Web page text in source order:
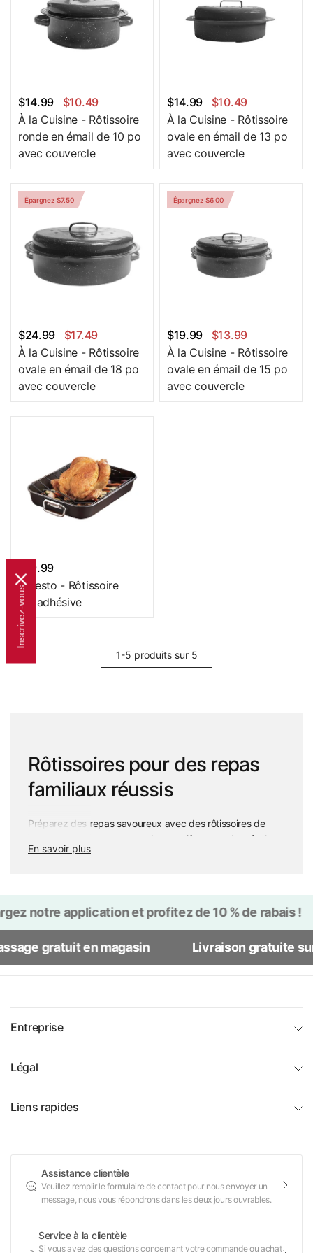
$14.99
$10.49
À la Cuisine - Rôtissoire
ronde en émail de 10 po
avec couvercle
$14.99
$10.49
À la Cuisine - Rôtissoire
ovale en émail de 13 po
avec couvercle
Épargnez $7.50
$24.99
$17.49
À la Cuisine - Rôtissoire
ovale en émail de 18 po
avec couvercle
Épargnez $6.00
$19.99
$13.99
À la Cuisine - Rôtissoire
ovale en émail de 15 po
avec couvercle
$19.99
Ernesto - Rôtissoire
antiadhésive
1-5 produits sur 5
Rôtissoires pour des repas
familiaux réussis
Préparez des repas savoureux avec des rôtissoires de
qualité conçues pour une cuisson uniforme et des résultats
fiables. Idéales pour rôtir la volaille, les viandes et les
quotidiens comme aux grandes réunions familiales, ces
rôtissoires offrent l’espace nécessaire pour des portions
généreuses. Plusieurs modèles sont dotés de poignées
En savoir plus
notre application et profitez de 10 % de rabais !
gratuit en magasin Livraison gratuite
Entreprise
Légal
Liens rapides
Assistance clientèle
Veuillez remplir le formulaire de contact pour nous envoyer un
message, nous vous répondrons dans les deux jours ouvrables.
Service à la clientèle
Si vous avez des questions concernant votre commande ou achat
Subscribe now!
Inscrivez-vous